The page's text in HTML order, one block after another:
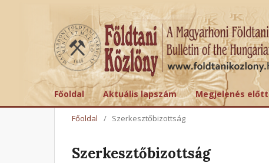
Főoldal Aktuális lapszám Megjelenés előtt
Főoldal / Szerkesztőbizottság
Szerkesztőbizottság